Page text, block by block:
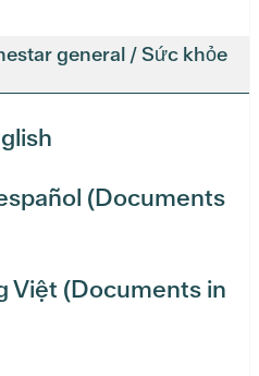
general / Sức khỏe
(Documents
Việt (Documents in